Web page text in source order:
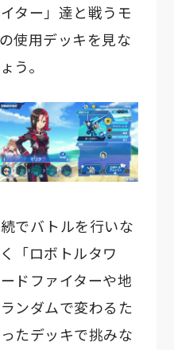
ター」達と戦うモ
使用デッキを見な
う。
でバトルを行いな
「ロボトルタワ
ドファイターや地
ンダムで変わるた
たデッキで挑みな